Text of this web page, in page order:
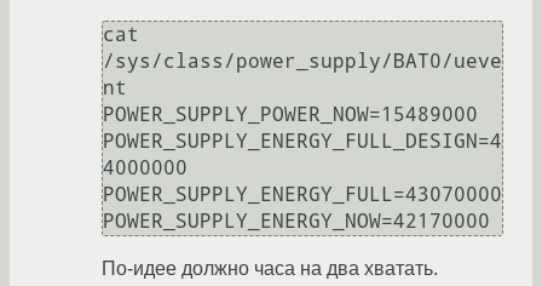
cat
/sys/class/power_supply/BAT0/ueve
nt
POWER_SUPPLY_POWER_NOW=15489000
POWER_SUPPLY_ENERGY_FULL_DESIGN=4
4000000
POWER_SUPPLY_ENERGY_FULL=43070000
По-идее должно часа на два хватать.